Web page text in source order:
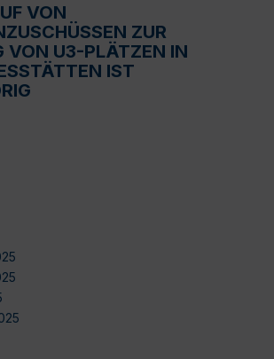
VON
ZUR
VON U3-PLÄTZEN IN
IST